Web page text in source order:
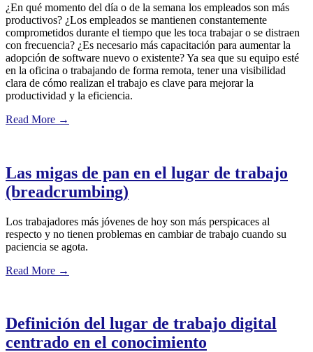
¿En qué momento del día o de la semana los empleados son más
productivos? ¿Los empleados se mantienen constantemente
comprometidos durante el tiempo que les toca trabajar o se distraen
con frecuencia? ¿Es necesario más capacitación para aumentar la
adopción de software nuevo o existente? Ya sea que su equipo esté
en la oficina o trabajando de forma remota, tener una visibilidad
clara de cómo realizan el trabajo es clave para mejorar la
productividad y la eficiencia.
Read More →
Las migas de pan en el lugar de trabajo
(breadcrumbing)
Los trabajadores más jóvenes de hoy son más perspicaces al
respecto y no tienen problemas en cambiar de trabajo cuando su
paciencia se agota.
Read More →
Definición del lugar de trabajo digital
centrado en el conocimiento